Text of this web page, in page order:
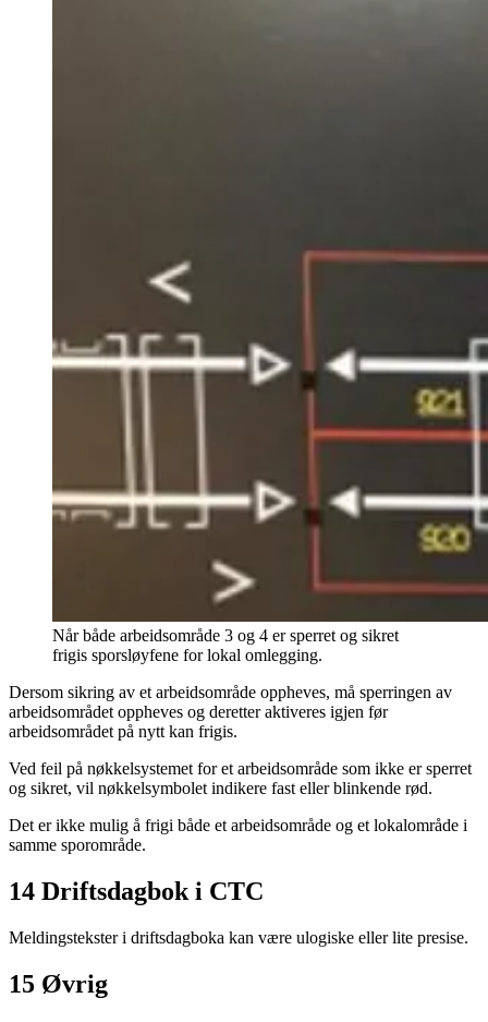
Når både arbeidsområde 3 og 4 er sperret og sikret
frigis sporsløyfene for lokal omlegging.
Dersom sikring av et arbeidsområde oppheves, må sperringen av
arbeidsområdet oppheves og deretter aktiveres igjen før
arbeidsområdet på nytt kan frigis.
Ved feil på nøkkelsystemet for et arbeidsområde som ikke er sperret
og sikret, vil nøkkelsymbolet indikere fast eller blinkende rød.
Det er ikke mulig å frigi både et arbeidsområde og et lokalområde i
samme sporområde.
14 Driftsdagbok i CTC
Meldingstekster i driftsdagboka kan være ulogiske eller lite presise.
15 Øvrig